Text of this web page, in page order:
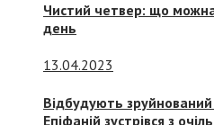
Чистий четвер: що
день
13.04.2023
Відбудують
Епіфаній зустрівся з